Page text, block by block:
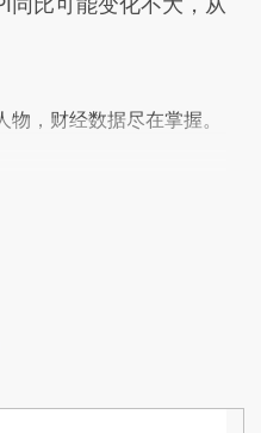
，财经数据尽在掌握。